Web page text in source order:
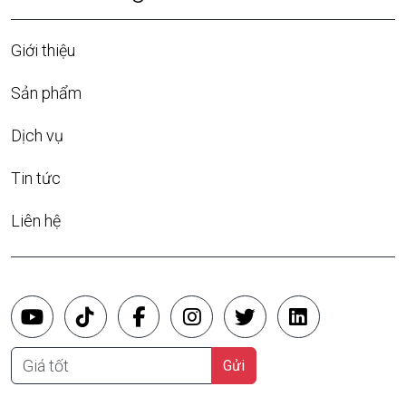
Giới thiệu
Sản phẩm
Dịch vụ
Tin tức
Liên hệ
Giá tốt Gửi